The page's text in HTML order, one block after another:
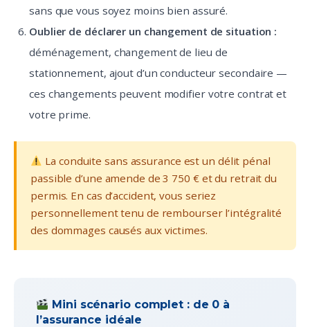
sans que vous soyez moins bien assuré.
Oublier de déclarer un changement de situation :
déménagement, changement de lieu de
stationnement, ajout d’un conducteur secondaire —
ces changements peuvent modifier votre contrat et
votre prime.
La conduite sans assurance est un délit pénal
passible d’une amende de 3 750 € et du retrait du
permis. En cas d’accident, vous seriez
personnellement tenu de rembourser l’intégralité
des dommages causés aux victimes.
Mini scénario complet : de 0 à
l’assurance idéale